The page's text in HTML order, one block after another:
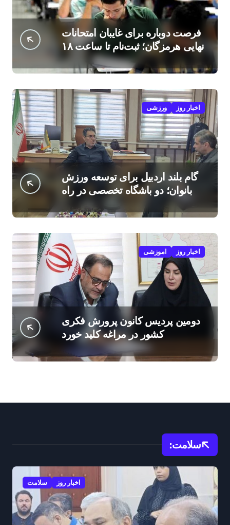
فرصت دوباره برای غایبان امتحانات
نهایی هرمزگان؛ ثبت‌نام تا ساعت ۱۸
امروز
اخبار روز ورزشی
گام بلند اردبیل برای توسعه ورزش
بانوان؛ دو باشگاه تخصصی در راه
است
اخبار روز اموزشی
دومین پردیس کانون پرورش فکری
کشور در مراغه کلید خورد
سلامت:
اخبار روز سلامت